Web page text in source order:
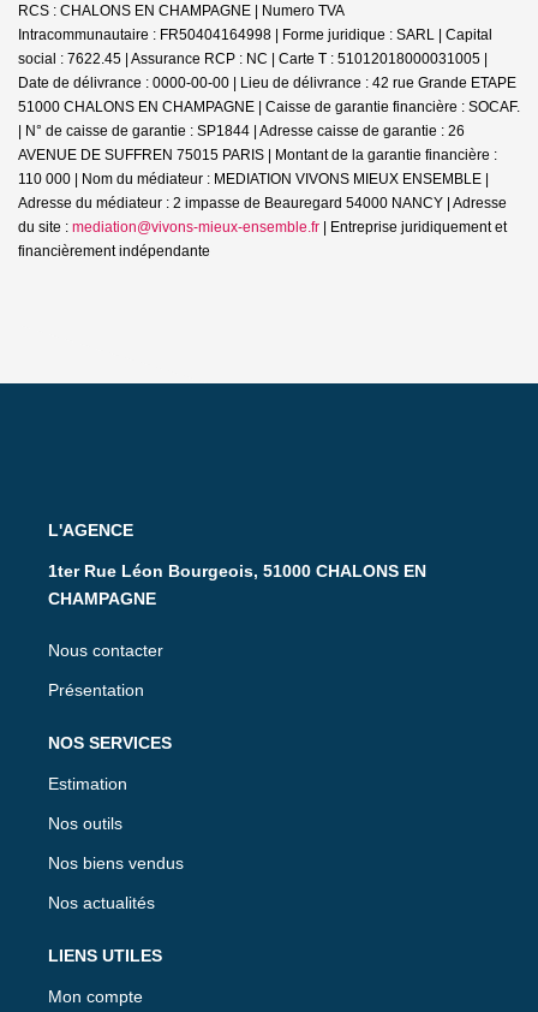
RCS : CHALONS EN CHAMPAGNE | Numero TVA
Intracommunautaire : FR50404164998 | Forme juridique : SARL | Capital
social : 7622.45 | Assurance RCP : NC | Carte T : 51012018000031005 |
Date de délivrance : 0000-00-00 | Lieu de délivrance : 42 rue Grande ETAPE
51000 CHALONS EN CHAMPAGNE | Caisse de garantie financière : SOCAF.
| N° de caisse de garantie : SP1844 | Adresse caisse de garantie : 26
AVENUE DE SUFFREN 75015 PARIS | Montant de la garantie financière :
110 000 | Nom du médiateur : MEDIATION VIVONS MIEUX ENSEMBLE |
Adresse du médiateur : 2 impasse de Beauregard 54000 NANCY | Adresse
du site : mediation@vivons-mieux-ensemble.fr | Entreprise juridiquement et
financièrement indépendante
L'AGENCE
1ter Rue Léon Bourgeois, 51000 CHALONS EN
CHAMPAGNE
Nous contacter
Présentation
NOS SERVICES
Estimation
Nos outils
Nos biens vendus
Nos actualités
LIENS UTILES
Mon compte